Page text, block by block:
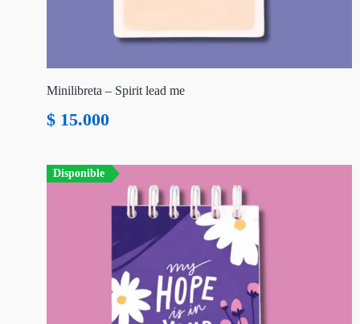
Minilibreta – Spirit lead me
$ 15.000
Disponible